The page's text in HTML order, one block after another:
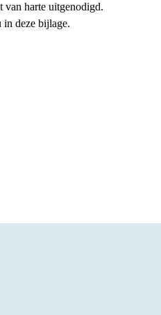
harte uitgenodigd.
in deze bijlage.
op WhatsApp